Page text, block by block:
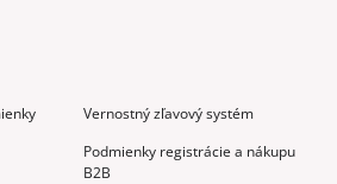
Vernostný zľavový systém
Podmienky registrácie a nákupu
B2B